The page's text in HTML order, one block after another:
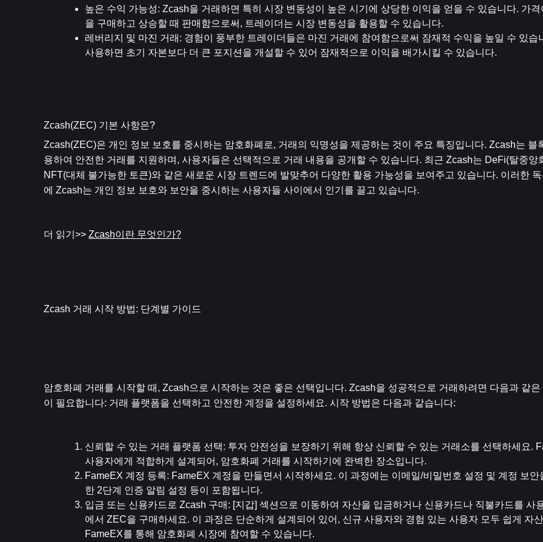
높은 수익 가능성: Zcash을 거래하면 특히 시장 변동성이 높은 시기에 상당한 이익을 얻을 수 있습니다. 가
을 구매하고 상승할 때 판매함으로써, 트레이더는 시장 변동성을 활용할 수 있습니다.
레버리지 및 마진 거래 : 경험이 풍부한 트레이더들은 마진 거래에 참여함으로써 잠재적 수익을 높일 수 있습
사용하면 초기 자본보다 더 큰 포지션을 개설할 수 있어 잠재적으로 이익을 배가시킬 수 있습니다.
Zcash(ZEC) 기본 사항은?
Zcash(ZEC)은 개인 정보 보호를 중시하는 암호화폐로, 거래의 익명성을 제공하는 것이 주요 특징입니다. Zcash는 블
용하여 안전한 거래를 지원하며, 사용자들은 선택적으로 거래 내용을 공개할 수 있습니다. 최근 Zcash는 DeFi(탈중앙
NFT(대체 불가능한 토큰)와 같은 새로운 시장 트렌드에 발맞추어 다양한 활용 가능성을 보여주고 있습니다. 이러한
에 Zcash는 개인 정보 보호와 보안을 중시하는 사용자들 사이에서 인기를 끌고 있습니다.
더 읽기>> Zcash이란 무엇인가?
Zcash 거래 시작 방법: 단계별 가이드
암호화폐 거래를 시작할 때, Zcash으로 시작하는 것은 좋은 선택입니다. Zcash을 성공적으로 거래하려면 다음과 같
이 필요합니다: 거래 플랫폼을 선택하고 안전한 계정을 설정하세요. 시작 방법은 다음과 같습니다:
신뢰할 수 있는 거래 플랫폼 선택: 투자 안전성을 보장하기 위해 항상 신뢰할 수 있는 거래소를 선택하세요.
사용자에게 적합하게 설계되어, 암호화폐 거래를 시작하기에 완벽한 장소입니다.
FameEX 계정 등록: FameEX 계정을 만들면서 시작하세요. 이 과정에는 이메일/비밀번호 설정 및 계정 보안
한 2단계 인증 알림 설정 등이 포함됩니다.
입금 또는 신용카드로 Zcash 구매 : [지갑] 섹션으로 이동하여 자산을 입금하거나 신용카드나 직불카드를 사
에서 ZEC을 구매하세요. 이 과정은 단순하게 설계되어 있어, 신규 사용자와 경험 있는 사용자 모두 쉽게 자
FameEX를 통해 암호화폐 시장에 참여할 수 있습니다.